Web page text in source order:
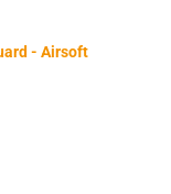
- Airsoft